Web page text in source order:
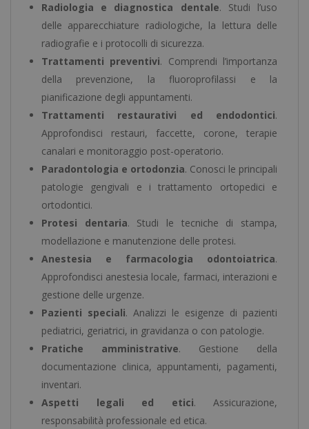
Radiologia e diagnostica dentale. Studi l’uso
delle apparecchiature radiologiche, la lettura delle
radiografie e i protocolli di sicurezza.
Trattamenti preventivi. Comprendi l’importanza
della prevenzione, la fluoroprofilassi e la
pianificazione degli appuntamenti.
Trattamenti restaurativi ed endodontici.
Approfondisci restauri, faccette, corone, terapie
canalari e monitoraggio post-operatorio.
Paradontologia e ortodonzia. Conosci le principali
patologie gengivali e i trattamento ortopedici e
ortodontici.
Protesi dentaria. Studi le tecniche di stampa,
modellazione e manutenzione delle protesi.
Anestesia e farmacologia odontoiatrica.
Approfondisci anestesia locale, farmaci, interazioni e
gestione delle urgenze.
Pazienti speciali. Analizzi le esigenze di pazienti
pediatrici, geriatrici, in gravidanza o con patologie.
Pratiche amministrative. Gestione della
documentazione clinica, appuntamenti, pagamenti,
inventari.
Aspetti legali ed etici. Assicurazione,
responsabilità professionale ed etica.